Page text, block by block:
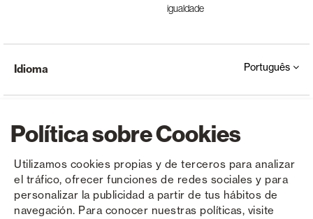
Política sobre Cookies
Utilizamos cookies propias y de terceros para analizar
el tráfico, ofrecer funciones de redes sociales y para
personalizar la publicidad a partir de tus hábitos de
navegación. Para conocer nuestras políticas, visite
igualdade
Copyright © Saxun 2023 - 2026 Política de privacidade Aviso Legal Cookies
Idioma Português